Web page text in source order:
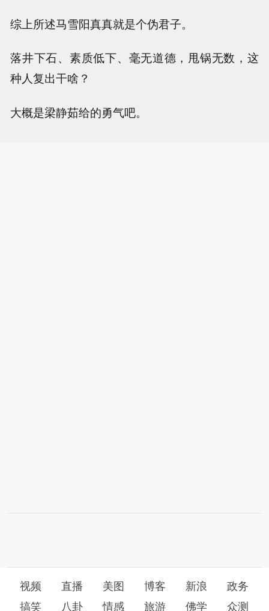
综上所述马雪阳真真就是个伪君子。
落井下石、素质低下、毫无道德，甩锅无数，这
种人复出干啥？
大概是梁静茹给的勇气吧。
视频 直播 美图 博客 新浪
政务
搞笑
八卦 情感 旅游 佛学 众测